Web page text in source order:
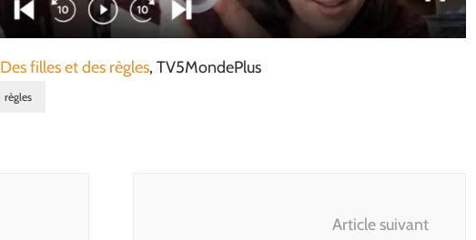
Des filles et des règles, TV5MondePlus
règles
Article suivant